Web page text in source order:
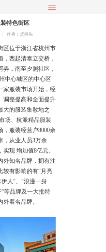
特色街区
作者：货捕头
区位于浙江省杭州市
，西起清泰立交桥，
弄，南至夕照社区，
中心城区的中心区
家服装市场开始，经
调整提高和全面提升
大的服装集散地之
场、杭派精品服装
，服装经营户8000余
，从业人员3万余
现 增加值8亿元。
外知名品牌，拥有注
较有影响的有“月亮
人“、“浪漫一身
“等品牌及一大批特
着名品牌。